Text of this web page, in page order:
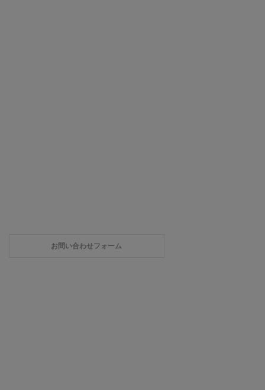
お問い合わせフォーム